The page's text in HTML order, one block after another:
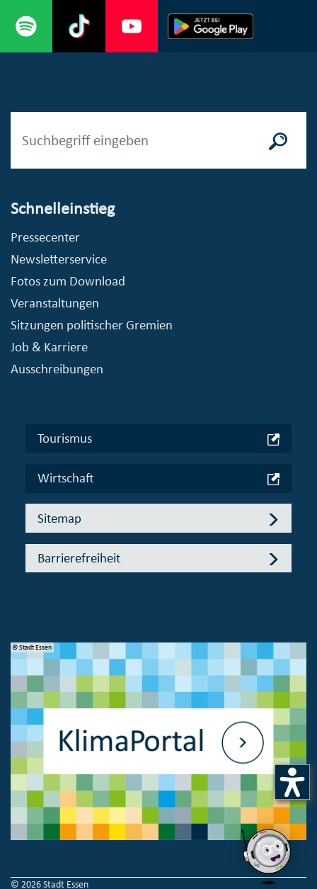
Schnelleinstieg
Pressecenter
Newsletterservice
Fotos zum Download
Veranstaltungen
Sitzungen politischer Gremien
Job & Karriere
Ausschreibungen
Tourismus
Wirtschaft
Sitemap
Barrierefreiheit
© Stadt Essen
© 2026 Stadt Essen